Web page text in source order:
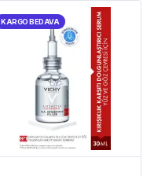
KARGO BEDAVA